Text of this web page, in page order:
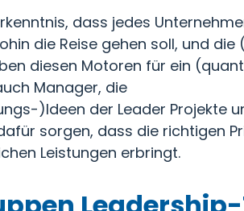
dass jedes
die Reise gehen soll, und
diesen Motoren für ein
Manager, die
)Ideen der Leader Projekte
sorgen, dass die richtigen
Leistungen erbringt.